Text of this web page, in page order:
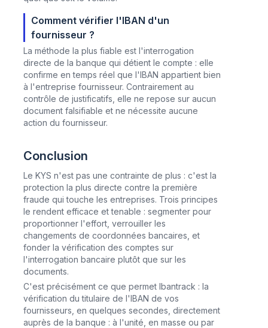
Comment vérifier l'IBAN d'un
fournisseur ?
La méthode la plus fiable est l'interrogation
directe de la banque qui détient le compte : elle
confirme en temps réel que l'IBAN appartient bien
à l'entreprise fournisseur. Contrairement au
contrôle de justificatifs, elle ne repose sur aucun
document falsifiable et ne nécessite aucune
action du fournisseur.
Conclusion
Le KYS n'est pas une contrainte de plus : c'est la
protection la plus directe contre la première
fraude qui touche les entreprises. Trois principes
le rendent efficace et tenable : segmenter pour
proportionner l'effort, verrouiller les
changements de coordonnées bancaires, et
fonder la vérification des comptes sur
l'interrogation bancaire plutôt que sur les
documents.
C'est précisément ce que permet Ibantrack : la
vérification du titulaire de l'IBAN de vos
fournisseurs, en quelques secondes, directement
auprès de la banque : à l'unité, en masse ou par